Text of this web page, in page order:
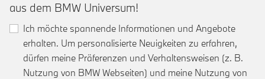
aus dem BMW Universum!
Ich möchte spannende Informationen und Angebote
erhalten. Um personalisierte Neuigkeiten zu erfahren,
dürfen meine Präferenzen und Verhaltensweisen (z. B.
Nutzung von BMW Webseiten) und meine Nutzung von